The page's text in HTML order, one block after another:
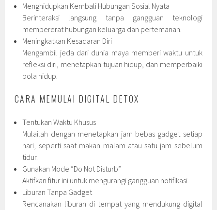
Menghidupkan Kembali Hubungan Sosial Nyata
Berinteraksi langsung tanpa gangguan teknologi
mempererat hubungan keluarga dan pertemanan.
Meningkatkan Kesadaran Diri
Mengambil jeda dari dunia maya memberi waktu untuk
refleksi diri, menetapkan tujuan hidup, dan memperbaiki
pola hidup.
CARA MEMULAI DIGITAL DETOX
Tentukan Waktu Khusus
Mulailah dengan menetapkan jam bebas gadget setiap
hari, seperti saat makan malam atau satu jam sebelum
tidur.
Gunakan Mode “Do Not Disturb”
Aktifkan fitur ini untuk mengurangi gangguan notifikasi.
Liburan Tanpa Gadget
Rencanakan liburan di tempat yang mendukung digital